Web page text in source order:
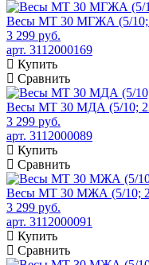
Весы МТ 30 МГЖА (5/10;
3 299 руб.
арт. 3112000169
Купить
Сравнить
Весы МТ 30 МДА (5/10;
3 299 руб.
арт. 3112000089
Купить
Сравнить
Весы МТ 30 МЖА (5/10;
3 299 руб.
арт. 3112000091
Купить
Сравнить